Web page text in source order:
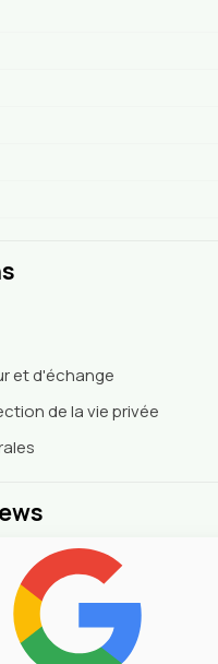
et d'échange
de la vie privée